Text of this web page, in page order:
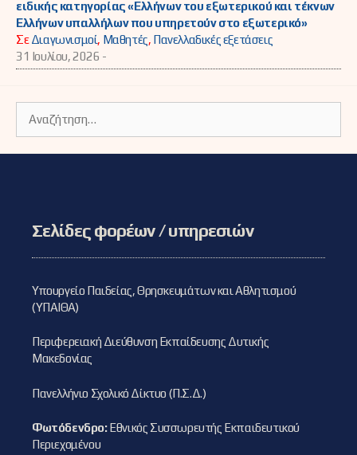
ειδικής κατηγορίας «Ελλήνων του εξωτερικού και τέκνων
Ελλήνων υπαλλήλων που υπηρετούν στο εξωτερικό»
ΣεΔιαγωνισμοί, Μαθητές, Πανελλαδικές εξετάσεις
31 Ιουλίου, 2026 -
για:
Σελίδες φορέων / υπηρεσιών
Υπουργείο Παιδείας, Θρησκευμάτων και Αθλητισμού
(ΥΠΑΙΘΑ)
Περιφερειακή Διεύθυνση Εκπαίδευσης Δυτικής
Μακεδονίας
Πανελλήνιο Σχολικό Δίκτυο (Π.Σ.Δ.)
Φωτόδενδρο:Εθνικός Συσσωρευτής Εκπαιδευτικού
Περιεχομένου